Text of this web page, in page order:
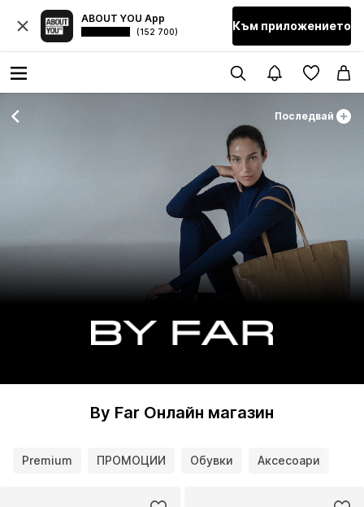
ABOUT YOU App
(152 700) Към приложението
Последвай
By Far Онлайн магазин
Premium ПРОМОЦИИ Обувки Аксесоари